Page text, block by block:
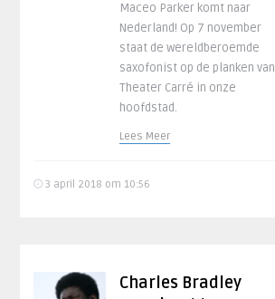
Maceo Parker komt naar
Nederland! Op 7 november
staat de wereldberoemde
saxofonist op de planken van
Theater Carré in onze
hoofdstad.
Lees Meer
3 april 2018 om 10:56
Charles Bradley